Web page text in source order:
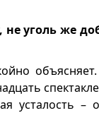
не уголь же
усталость –